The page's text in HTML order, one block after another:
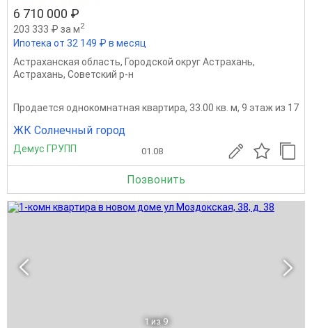
6 710 000 ₽
203 333 ₽ за м2
Ипотека от 32 149 ₽ в месяц
Астраханская область, Городской округ Астрахань,
Астрахань, Советский р-н
Продается однокомнатная квартира, 33.00 кв. м, 9 этаж из 17
ЖК Солнечный город
Демус ГРУПП 01.08
Позвонить
1 из 9